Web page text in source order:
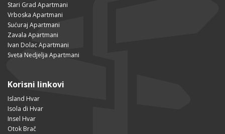
Stari Grad Apartmani
Vrboska Apartmani
Sućuraj Apartmani
Zavala Apartmani
Ivan Dolac Apartmani
Sveta Nedjelja Apartmani
Korisni linkovi
Island Hvar
Isola di Hvar
Insel Hvar
Otok Brač